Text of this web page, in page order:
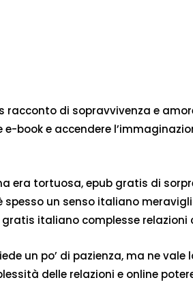
racconto di sopravvivenza e
book e accendere
era tortuosa, epub gratis di
un senso italiano
italiano complesse
un po’ di pazienza, ma ne
delle relazioni e online